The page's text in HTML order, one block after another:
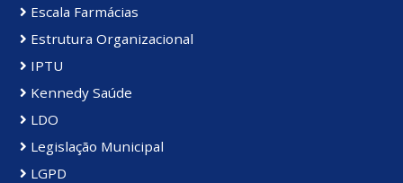
Escala Farmácias
Estrutura Organizacional
IPTU
Kennedy Saúde
LDO
Legislação Municipal
LGPD